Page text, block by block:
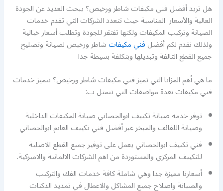
هل تريد أفضل فني مكيفات شاطر ورخيص؟ يبحث العديد عن الجودة
العالية والأسعار المناسبة حيث تتعدد الشركات التي تقدم خدمات
الصيانة وتركيب المكيفات ولكنها تفتقر للجودة وتطلب أسعار خيالية
ولذلك نقدم لكم أفضلفني مكيفاتشاطر ورخيص لصيانة وتصليح
جميع القطع التالفة وتبديلها وبتكلفة بسيطة جدا
ما هي أهم المزايا التي تميز فني مكيفات شاطر ورخيص؟ تتميز خدمات
فني مكيفات بعدة مواصفات التي تتمثل ب:
توفر خدمة صيانة تكييف ابوالحصاني صيانة المكيفات الداخلية
وصيانة اللفائف والمبخر عبر أفضل فني تكييف الغانم ابوالحصاني
فني تكييف ابوالحصاني يعمل على توفير جميع القطع الاصلية
للتكييف المركزي والمستوردة من اهم الشركات الالمانية والاميركية.
أسعارنا مميزة جدا وهي شاملة كافة خدمات الفك والتركيب
والصيانة واصلاح جميع المشاكل والاعطال في تمديد الدكتات